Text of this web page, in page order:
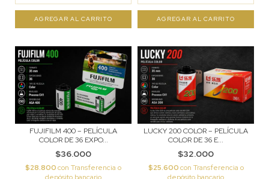
FUJIFILM 400 – PELÍCULA
COLOR DE 36 EXPO...
$36.000
$28.800con Transferencia o
LUCKY 200 COLOR – PELÍCULA
COLOR DE 36 E...
$32.000
$25.600con Transferencia o